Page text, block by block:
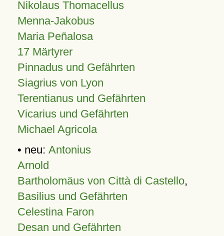
Nikolaus Thomacellus
Menna-Jakobus
Maria Peñalosa
17 Märtyrer
Pinnadus und Gefährten
Siagrius von Lyon
Terentianus und Gefährten
Vicarius und Gefährten
Michael Agricola
• neu: Antonius
Arnold
Bartholomäus von Città di Castello,
Basilius und Gefährten
Celestina Faron
Desan und Gefährten